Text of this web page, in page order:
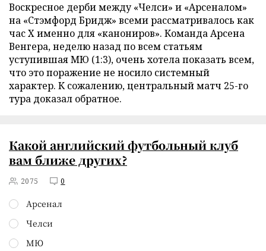
Воскресное дерби между «Челси» и «Арсеналом»
на «Стэмфорд Бридж» всеми рассматривалось как
час X именно для «канониров». Команда Арсена
Венгера, неделю назад по всем статьям
уступившая МЮ (1:3), очень хотела показать всем,
что это поражение не носило системный
характер. К сожалению, центральный матч 25-го
тура доказал обратное.
Какой английский футбольный клуб
вам ближе других?
2075 0
Арсенал
Челси
МЮ